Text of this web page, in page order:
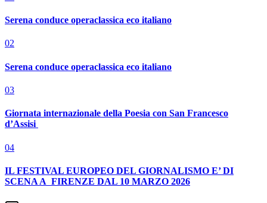
Serena conduce operaclassica eco italiano
02
Serena conduce operaclassica eco italiano
03
Giornata internazionale della Poesia con San Francesco
d’Assisi
04
IL FESTIVAL EUROPEO DEL GIORNALISMO E’ DI
SCENA A FIRENZE DAL 10 MARZO 2026